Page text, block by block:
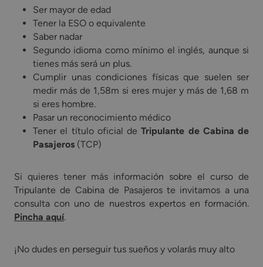
Ser mayor de edad
Tener la ESO o equivalente
Saber nadar
Segundo idioma como mínimo el inglés, aunque si
tienes más será un plus.
Cumplir unas condiciones físicas que suelen ser
medir más de 1,58m si eres mujer y más de 1,68 m
si eres hombre.
Pasar un reconocimiento médico
Tener el título oficial deTripulante de Cabina de
Pasajeros (TCP)
Si quieres tener más información sobre el curso de
Tripulante de Cabina de Pasajeros te invitamos a una
consulta con uno de nuestros expertos en formación.
Pincha aquí.
¡No dudes en perseguir tus sueños y volarás muy alto